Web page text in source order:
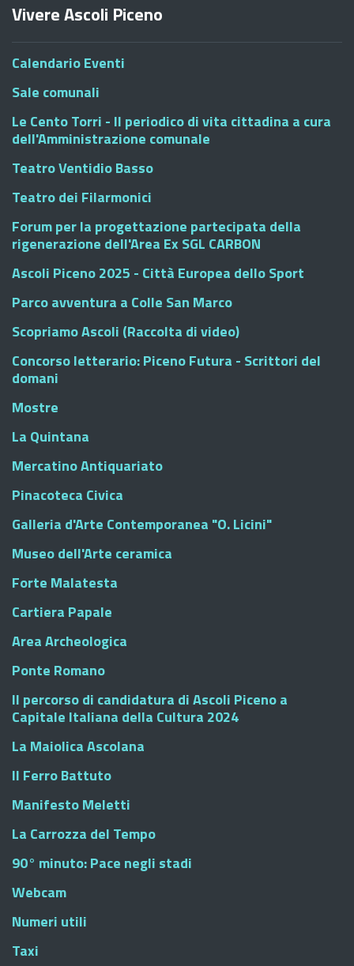
Vivere Ascoli Piceno
Calendario Eventi
Sale comunali
Le Cento Torri - Il periodico di vita cittadina a cura
dell'Amministrazione comunale
Teatro Ventidio Basso
Teatro dei Filarmonici
Forum per la progettazione partecipata della
rigenerazione dell'Area Ex SGL CARBON
Ascoli Piceno 2025 - Città Europea dello Sport
Parco avventura a Colle San Marco
Scopriamo Ascoli (Raccolta di video)
Concorso letterario: Piceno Futura - Scrittori del
domani
Mostre
La Quintana
Mercatino Antiquariato
Pinacoteca Civica
Galleria d'Arte Contemporanea "O. Licini"
Museo dell'Arte ceramica
Forte Malatesta
Cartiera Papale
Area Archeologica
Ponte Romano
Il percorso di candidatura di Ascoli Piceno a
Capitale Italiana della Cultura 2024
La Maiolica Ascolana
Il Ferro Battuto
Manifesto Meletti
La Carrozza del Tempo
90° minuto: Pace negli stadi
Webcam
Numeri utili
Taxi